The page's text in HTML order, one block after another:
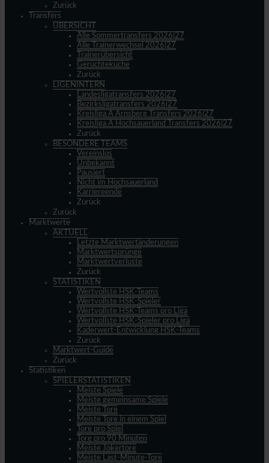
Zurück
Transfers
ÜBERSICHT
Alle Sommertransfers 2026|27
Alle Trainerwechsel 2026|27
Trainerübersicht
Gerüchteküche
Zurück
LIGENINTERN
Landesligatransfers 2026|27
Bezirksligatransfers 2026|27
Kreisliga A Arnsberg Transfers 2026|27
Kreisliga A Hochsauerland Transfers 2026|27
Zurück
BESONDERE TEAMS
Vereinslos
Unbekannt
Pausiert
Nicht im Hochsauerland
Karriereende
Zurück
Zurück
Marktwerte
AKTUELL
Letzte Marktwertänderungen
Marktwertsprünge
Marktwertverluste
Zurück
STATISTIKEN
Wertvollste HSK-Teams
Wertvollste HSK-Spieler
Wertvollste HSK-Teams pro Liga
Wertvollste HSK-Spieler pro Liga
Kaderwert-Entwicklung HSK-Teams
Zurück
Marktwert-Guide
Zurück
Statistiken
SPIELERSTATISTIKEN
Meiste Spiele
Meiste gemeinsame Spiele
Meiste Tore
Meiste Tore in einem Spiel
Tore pro Spiel
Tore pro 90 Minuten
Meiste Jokertore
Meiste Last-Minute-Tore